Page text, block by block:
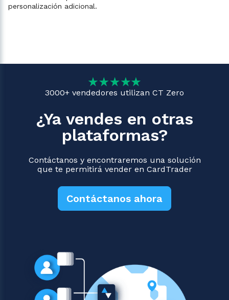
personalización adicional.
3000+ vendedores utilizan CT Zero
¿Ya vendes en otras
plataformas?
Contáctanos y encontraremos una solución
que te permitirá vender en CardTrader
Contáctanos ahora